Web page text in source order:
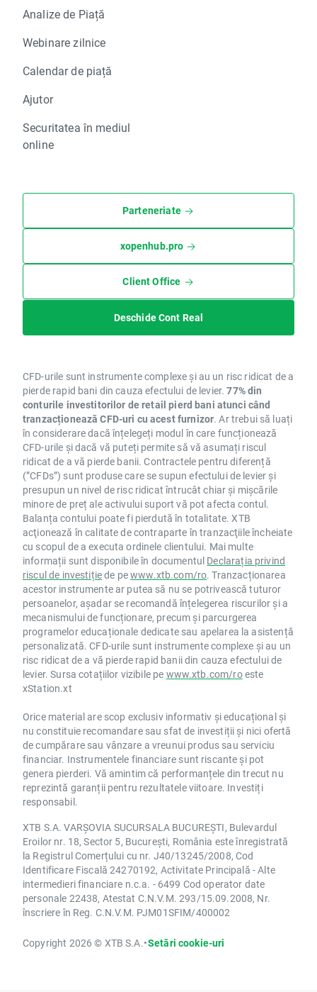
Analize de Piață
Webinare zilnice
Calendar de piață
Ajutor
Securitatea în mediul
online
Parteneriate
xopenhub.pro
Client Office
Deschide Cont Real
CFD-urile sunt instrumente complexe și au un risc ridicat de a
pierde rapid bani din cauza efectului de levier.77% din
conturile investitorilor de retail pierd bani atunci când
tranzacționează CFD-uri cu acest furnizor. Ar trebui să luați
în considerare dacă înțelegeți modul în care funcționează
CFD-urile și dacă vă puteți permite să vă asumați riscul
ridicat de a vă pierde banii. Contractele pentru diferență
(”CFDs”) sunt produse care se supun efectului de levier și
presupun un nivel de risc ridicat întrucât chiar și mișcările
minore de preț ale activului suport vă pot afecta contul.
Balanța contului poate fi pierdută în totalitate. XTB
acţionează în calitate de contraparte în tranzacţiile încheiate
cu scopul de a executa ordinele clientului. Mai multe
informații sunt disponibile în documentul Declarația privind
riscul de investițiede pewww.xtb.com/ro. Tranzacționarea
acestor instrumente ar putea să nu se potrivească tuturor
persoanelor, așadar se recomandă înțelegerea riscurilor și a
mecanismului de funcționare, precum și parcurgerea
programelor educaționale dedicate sau apelarea la asistență
personalizată. CFD-urile sunt instrumente complexe și au un
risc ridicat de a vă pierde rapid banii din cauza efectului de
levier. Sursa cotațiilor vizibile pe www.xtb.com/roeste
xStation.xt
Orice material are scop exclusiv informativ și educațional și
nu constituie recomandare sau sfat de investiții și nici ofertă
de cumpărare sau vânzare a vreunui produs sau serviciu
financiar. Instrumentele financiare sunt riscante și pot
genera pierderi. Vă amintim că performanțele din trecut nu
reprezintă garanții pentru rezultatele viitoare. Investiți
responsabil.
XTB S.A. VARȘOVIA SUCURSALA BUCUREȘTI, Bulevardul
Eroilor nr. 18, Sector 5, București, România este înregistrată
la Registrul Comerțului cu nr. J40/13245/2008, Cod
Identificare Fiscală 24270192, Activitate Principală - Alte
intermedieri financiare n.c.a. - 6499 Cod operator date
personale 22438, Atestat C.N.V.M. 293/15.09.2008, Nr.
înscriere în Reg. C.N.V.M. PJM01SFIM/400002
Copyright 2026 © XTB S.A.•Setări cookie-uri